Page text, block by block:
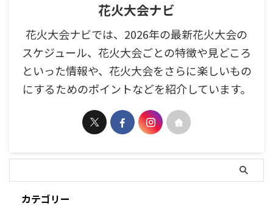
花火大会ナビ
花火大会ナビでは、2026年の最新花火大会の
スケジュール、花火大会ごとの特徴や見どころ
といった情報や、花火大会をさらに楽しいもの
にするためのポイントなどを紹介しています。
カテゴリー